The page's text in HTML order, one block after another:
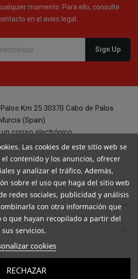
momento. Para ello, consulte
en el aviso legal.
Km 25 30370 Cabo de Palos
Murcia (Spain)
un correo electrónico:
29 98 21 de 9 a 14:30
keyboard_arrow_down
keyboard_arrow_down

Las cookies de este sitio web se
contenido y los anuncios, ofrecer
y analizar el tráfico. Además,
sobre el uso que haga del sitio web
redes sociales, publicidad y análisis
con otra información que
o que hayan recopilado a partir del
servicios.
cookies
RECHAZAR